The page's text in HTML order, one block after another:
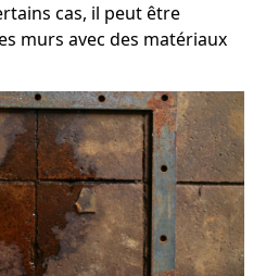
cas, il peut être
murs avec des matériaux